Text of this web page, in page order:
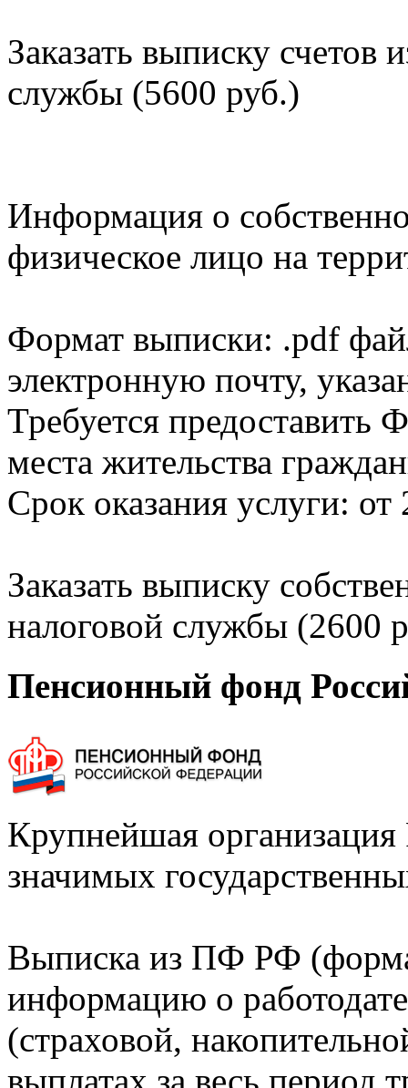
Заказать выписку счетов
службы (5600 руб.)
Информация о
физическое лицо на
Формат выписки: .pdf
электронную почту,
Требуется
места жительства
Срок оказания услуги: от
Заказать выписку
налоговой службы (2600
Пенсионный фонд
Крупнейшая
значимых
Выписка из ПФ РФ
информацию о
(страховой,
выплатах за весь период